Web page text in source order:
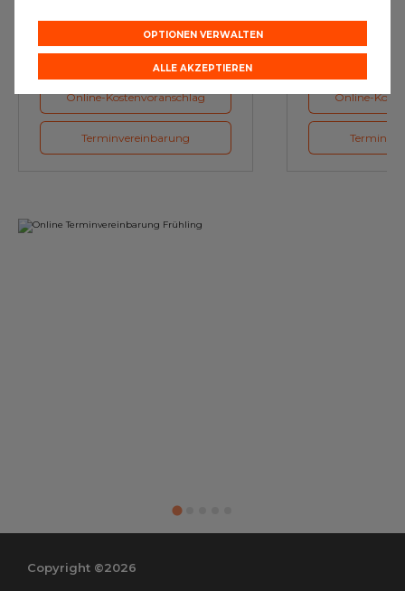
Online-Kostenvoranschlag
Terminvereinbarung
Online-
Copyright ©2026
OPTIONEN VERWALTEN
ALLE AKZEPTIEREN